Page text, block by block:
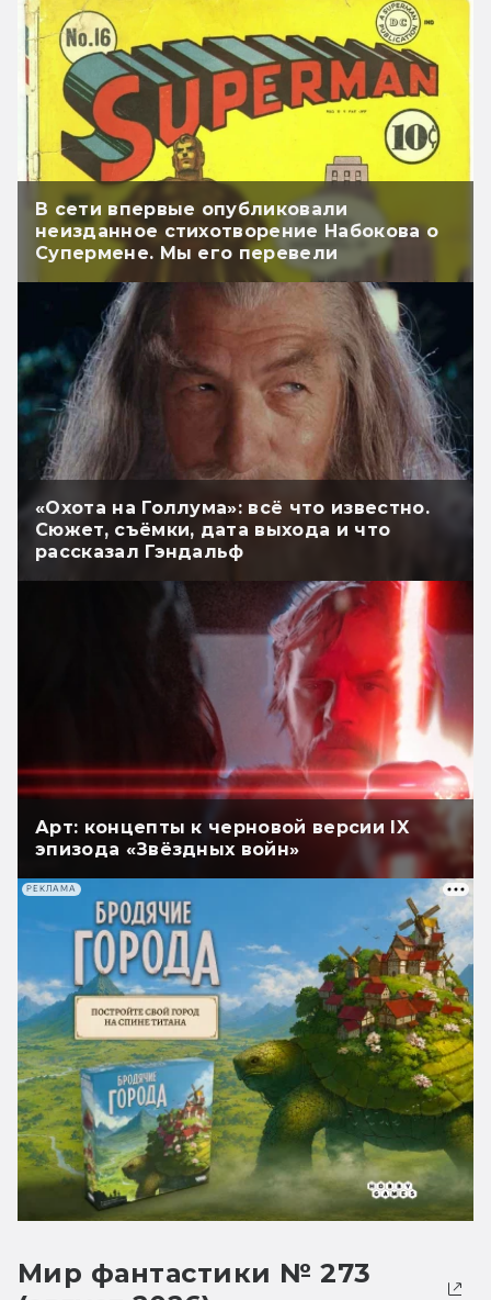
В сети впервые опубликовали
неизданное стихотворение Набокова о
Супермене. Мы его перевели
«Охота на Голлума»: всё что известно.
Сюжет, съёмки, дата выхода и что
рассказал Гэндальф
Арт: концепты к черновой версии IX
эпизода «Звёздных войн»
РЕКЛАМА
Мир фантастики № 273